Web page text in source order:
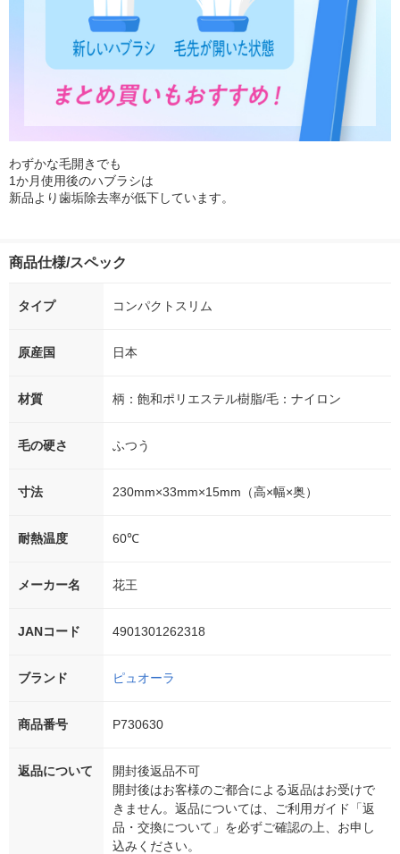
わずかな毛開きでも
1か月使用後のハブラシは
新品より歯垢除去率が低下しています。
商品仕様/スペック
タイプ コンパクトスリム
原産国 日本
材質 柄：飽和ポリエステル樹脂/毛：ナイロン
毛の硬さ ふつう
寸法 230mm×33mm×15mm（高×幅×奥）
耐熱温度 60℃
メーカー名 花王
JANコード 4901301262318
ブランド ピュオーラ
商品番号 P730630
返品について
開封後返品不可
開封後はお客様のご都合による返品はお受けで
きません。返品については、ご利用ガイド「返
品・交換について」を必ずご確認の上、お申し
込みください。